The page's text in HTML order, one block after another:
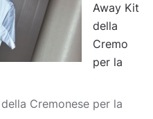
Away Kit
della
Cremo
per la
Cremonese per la